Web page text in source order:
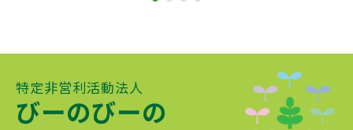
特定非営利活動法人
びーのびーの